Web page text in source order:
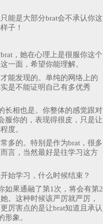
能是大部分brat会不承认你这
子！
，她在心理上是很服你这个
一面，希望你能理解。
能发现的。单纯的网络上的
是不能证明自己有多优秀
长相也是。你整体的感觉跟对
服你的，表现得很皮，只是让
度。
多的。特别是作为brat，很多
言，当然最好是往学习这方
始学习，什么时候结束？
如果通融了第1次，将会有第2
。这种时候该严厉就严厉，
厉害点的是让brat知道且承认
形象。